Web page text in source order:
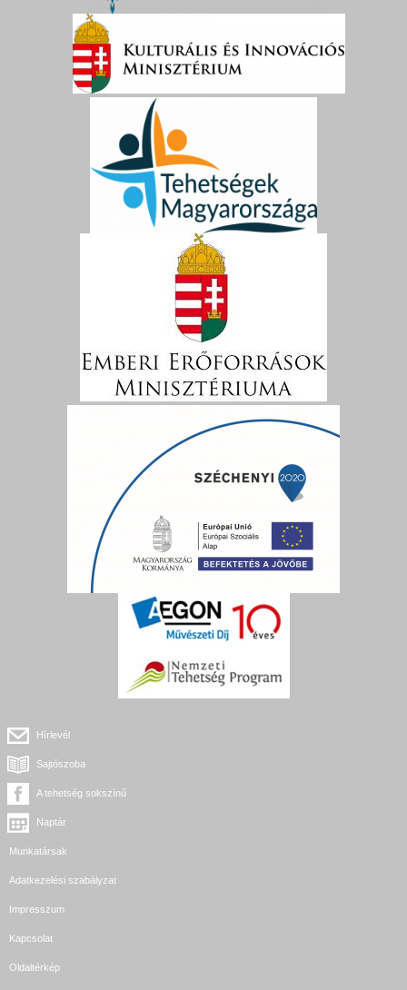
Hírlevél
Sajtószoba
A tehetség sokszínű
Naptár
Munkatársak
Adatkezelési szabályzat
Impresszum
Kapcsolat
Oldaltérkép